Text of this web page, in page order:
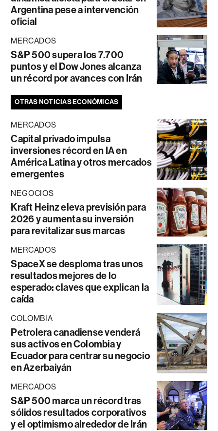
Argentina pese a intervención
oficial
MERCADOS
S&P 500 supera los 7.700
puntos y el Dow Jones alcanza
un récord por avances con Irán
OTRAS NOTICIAS ECONÓMICAS
MERCADOS
Capital privado impulsa
inversiones récord en IA en
América Latina y otros mercados
emergentes
NEGOCIOS
Kraft Heinz eleva previsión para
2026 y aumenta su inversión
para revitalizar sus marcas
MERCADOS
SpaceX se desploma tras unos
resultados mejores de lo
esperado: claves que explican la
caída
COLOMBIA
Petrolera canadiense venderá
sus activos en Colombia y
Ecuador para centrar su negocio
en Azerbaiyán
MERCADOS
S&P 500 marca un récord tras
sólidos resultados corporativos
y el optimismo alrededor de Irán